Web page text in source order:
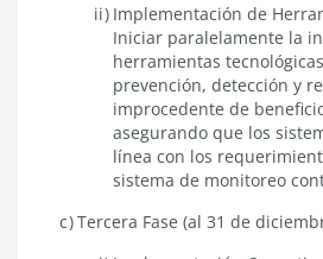
Implementación de
Iniciar paralelamente la
herramientas
prevención, detección y
improcedente de
asegurando que los
línea con los
sistema de monitoreo
Tercera Fase (al 31 de